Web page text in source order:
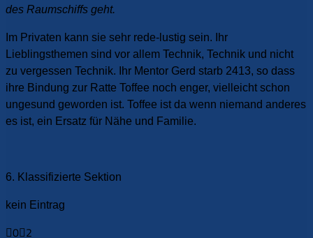
des Raumschiffs geht.
Im Privaten kann sie sehr rede-lustig sein. Ihr
Lieblingsthemen sind vor allem Technik, Technik und nicht
zu vergessen Technik. Ihr Mentor Gerd starb 2413, so dass
ihre Bindung zur Ratte Toffee noch enger, vielleicht schon
ungesund geworden ist. Toffee ist da wenn niemand anderes
es ist, ein Ersatz für Nähe und Familie.
6. Klassifizierte Sektion
kein Eintrag
Anklicken
0
Anklicken
2